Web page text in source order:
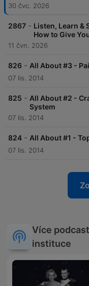
30 čvc. 2026
2867 - Listen, Learn &
How to Give
11 čvn. 2026
826 - All About #3 -
07 lis. 2014
825 - All About #2 -
System
07 lis. 2014
824 - All About #1 -
07 lis. 2014
Více
instituce